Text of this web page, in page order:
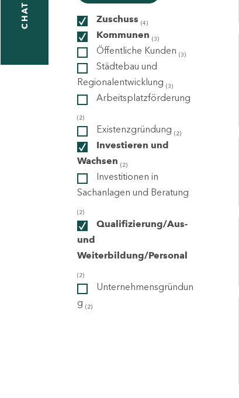
CHAT Zuschuss (4)
Kommunen (3)
Öffentliche Kunden (3)
Städtebau und
Regionalentwicklung (3)
Arbeitsplatzförderung
(2)
Existenzgründung (2)
Investieren und
Wachsen (2)
Investitionen in
Sachanlagen und Beratung
(2)
Qualifizierung/Aus-
und
Weiterbildung/Personal
(2)
Unternehmensgründun
g (2)